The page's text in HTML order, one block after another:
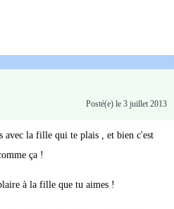
Posté(e) le 3 juillet 2013
avec la fille qui te plais , et bien c'est
ça !
à la fille que tu aimes !